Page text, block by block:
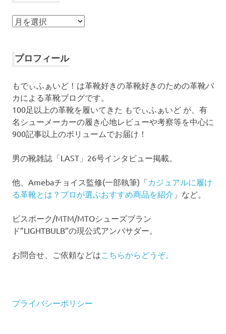
ア
イ
プロフィール
もでぃふぁいど！は革靴好きの革靴好きのための革靴バ
カによる革靴ブログです。
100足以上の革靴を履いてきた もでぃふぁいど が、有
名シューメーカーの履き心地レビューや考察等を中心に
900記事以上のボリュームでお届け！
男の靴雑誌「LAST」26号インタビュー掲載。
他、Amebaチョイス監修(一部執筆)「カジュアルに履け
る革靴とは？プロが選ぶおすすめ商品を紹介 」など。
ビスポーク/MTM/MTOシューズブラン
ド”LIGHTBULB”の現公式アンバサダー。
お問合せ、ご依頼などは こちらからどうぞ。
プライバシーポリシー